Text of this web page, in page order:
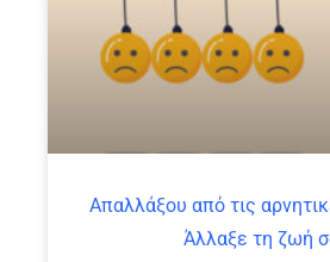
Απαλλάξου από τις
Άλλαξε τη ζωή